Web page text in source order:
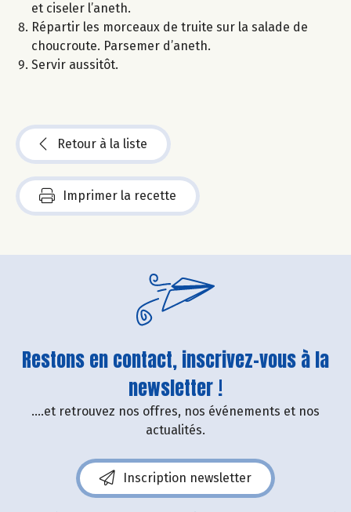
et ciseler l’aneth.
Répartir les morceaux de truite sur la salade de
choucroute. Parsemer d’aneth.
Servir aussitôt.
Retour à la liste
Imprimer la recette
Restons en contact, inscrivez-vous à la
newsletter !
....et retrouvez nos offres, nos événements et nos
actualités.
Inscription newsletter